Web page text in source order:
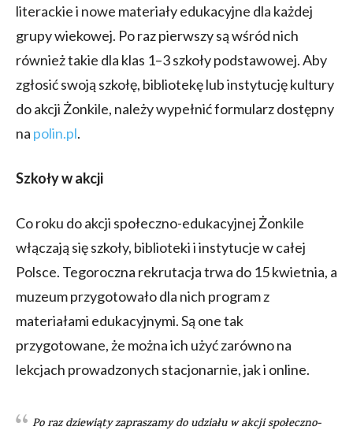
literackie i nowe materiały edukacyjne dla każdej
grupy wiekowej. Po raz pierwszy są wśród nich
również takie dla klas 1–3 szkoły podstawowej. Aby
zgłosić swoją szkołę, bibliotekę lub instytucję kultury
do akcji Żonkile, należy wypełnić formularz dostępny
na polin.pl.
Szkoły w akcji
Co roku do akcji społeczno-edukacyjnej Żonkile
włączają się szkoły, biblioteki i instytucje w całej
Polsce. Tegoroczna rekrutacja trwa do 15 kwietnia, a
muzeum przygotowało dla nich program z
materiałami edukacyjnymi. Są one tak
przygotowane, że można ich użyć zarówno na
lekcjach prowadzonych stacjonarnie, jak i online.
Po raz dziewiąty zapraszamy do udziału w akcji społeczno-